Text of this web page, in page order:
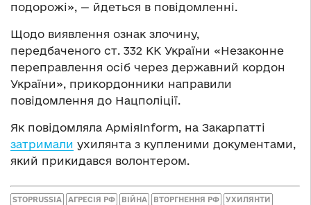
подорожі», — йдеться в повідомленні.
Щодо виявлення ознак злочину,
передбаченого ст. 332 КК України «Незаконне
переправлення осіб через державний кордон
України», прикордонники направили
повідомлення до Нацполіції.
Як повідомляла АрміяInform, на Закарпатті
затримали ухилянта з купленими документами,
який прикидався волонтером.
STOPRUSSIA АГРЕСІЯ РФ ВІЙНА ВТОРГНЕННЯ РФ УХИЛЯНТИ